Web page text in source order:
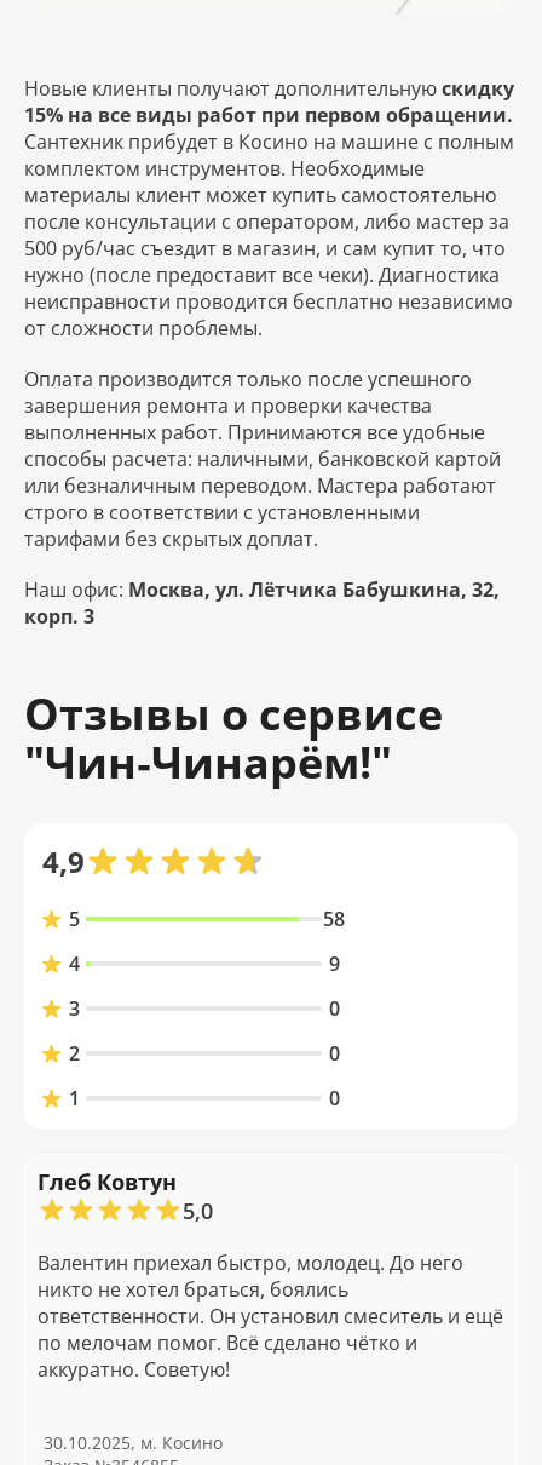
Новые клиенты получают дополнительнуюскидку
15% на все виды работ при первом обращении.
Сантехник прибудет в Косино на машине с полным
комплектом инструментов. Необходимые
материалы клиент может купить самостоятельно
после консультации с оператором, либо мастер за
500 руб/час съездит в магазин, и сам купит то, что
нужно (после предоставит все чеки). Диагностика
неисправности проводится бесплатно независимо
от сложности проблемы.
Оплата производится только после успешного
завершения ремонта и проверки качества
выполненных работ. Принимаются все удобные
способы расчета: наличными, банковской картой
или безналичным переводом. Мастера работают
строго в соответствии с установленными
тарифами без скрытых доплат.
Наш офис: Москва, ул. Лётчика Бабушкина, 32,
корп. 3
Отзывы о сервисе
"Чин‑Чинарём!"
4,9
5
58
4
9
3
0
2
0
1
0
Глеб Ковтун
5,0
Валентин приехал быстро, молодец. До него
никто не хотел браться, боялись
ответственности. Он установил смеситель и ещё
по мелочам помог. Всё сделано чётко и
аккуратно. Советую!
30.10.2025, м. Косино